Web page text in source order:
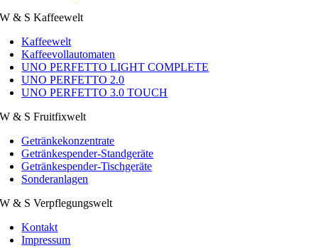
W & S Kaffeewelt
Kaffeewelt
Kaffeevollautomaten
UNO PERFETTO LIGHT COMPLETE
UNO PERFETTO 2.0
UNO PERFETTO 3.0 TOUCH
W & S Fruitfixwelt
Getränkekonzentrate
Getränkespender-Standgeräte
Getränkespender-Tischgeräte
Sonderanlagen
W & S Verpflegungswelt
Kontakt
Impressum